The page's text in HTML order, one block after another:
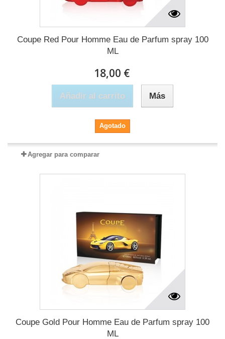
Coupe Red Pour Homme Eau de Parfum spray 100
ML
18,00 €
Añadir al carrito Más
Agotado
Agregar para comparar
Coupe Gold Pour Homme Eau de Parfum spray 100
ML